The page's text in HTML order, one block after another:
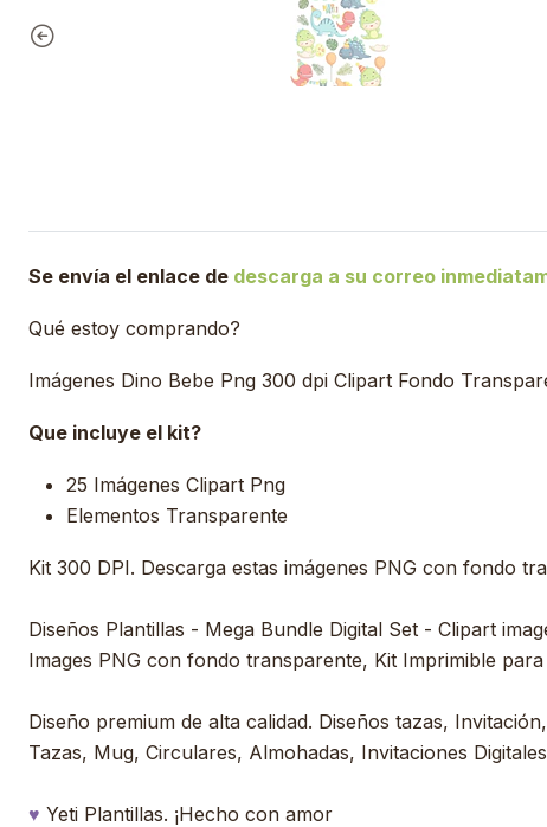
Se envía el enlace de descarga a su correo
Qué estoy comprando?
Imágenes Dino Bebe Png 300 dpi Clipart Fondo
Que incluye el kit?
25 Imágenes Clipart Png
Elementos Transparente
Kit 300 DPI. Descarga estas imágenes PNG con fondo
Diseños Plantillas - Mega Bundle Digital Set - Clipart
Images PNG con fondo transparente, Kit Imprimible
Diseño premium de alta calidad. Diseños tazas,
Tazas, Mug, Circulares, Almohadas, Invitaciones
♥ Yeti Plantillas. ¡Hecho con amor